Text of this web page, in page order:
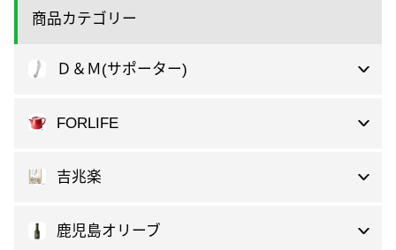
商品カテゴリー
Ｄ＆Ｍ(サポーター)
FORLIFE
吉兆楽
鹿児島オリーブ